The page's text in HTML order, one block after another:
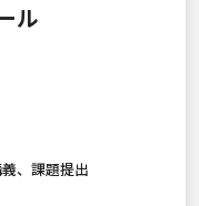
ル
、課題提出